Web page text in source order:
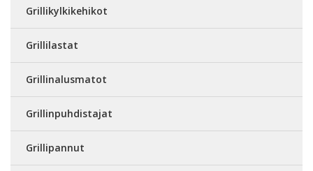
Grillikylkikehikot
Grillilastat
Grillinalusmatot
Grillinpuhdistajat
Grillipannut